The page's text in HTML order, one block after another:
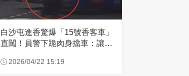
白沙屯進香驚爆「15號香客車」
直闖！員警下跪肉身擋車：讓行
2026/04/22 15:19